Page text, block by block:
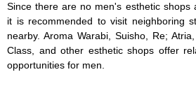
Since there are no men's esthetic shops
it is recommended to visit neighboring
nearby. Aroma Warabi, Suisho, Re;
Class, and other esthetic shops offer
opportunities for men.